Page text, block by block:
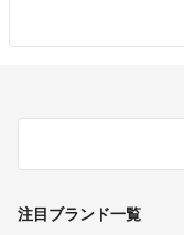
注目ブランド一覧